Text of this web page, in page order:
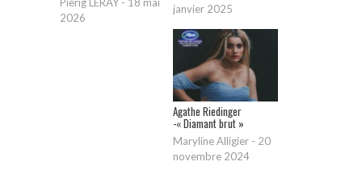
2026
janvier 2025
Agathe Riedinger
-« Diamant brut »
Maryline Alligier - 20
novembre 2024